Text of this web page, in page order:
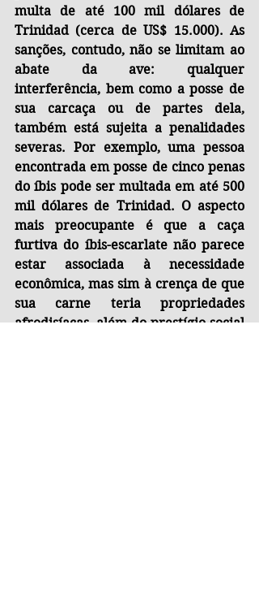
multa de até 100 mil dólares de
Trinidad (cerca de US$ 15.000). As
sanções, contudo, não se limitam ao
abate da ave: qualquer
interferência, bem como a posse de
sua carcaça ou de partes dela,
também está sujeita a penalidades
severas. Por exemplo, uma pessoa
encontrada em posse de cinco penas
do íbis pode ser multada em até 500
mil dólares de Trinidad. O aspecto
mais preocupante é que a caça
furtiva do íbis-escarlate não parece
estar associada à necessidade
econômica, mas sim à crença de que
sua carne teria propriedades
afrodisíacas, além do prestígio social